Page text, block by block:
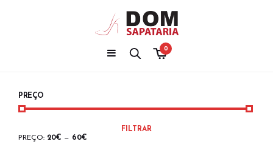
0
PREÇO
MÍNIMO
MÁXIMO
FILTRAR
PREÇO: 20€ — 60€